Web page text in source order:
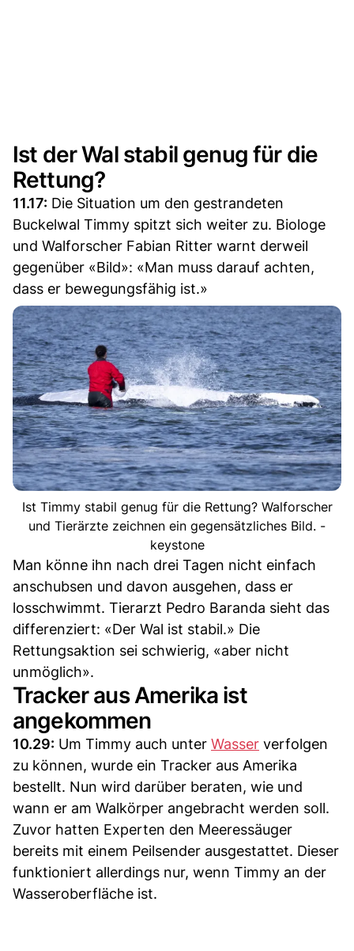
Ist der Wal stabil genug für die
Rettung?
11.17: Die Situation um den gestrandeten
Buckelwal Timmy spitzt sich weiter zu. Biologe
und Walforscher Fabian Ritter warnt derweil
gegenüber «Bild»: «Man muss darauf achten,
dass er bewegungsfähig ist.»
Ist Timmy stabil genug für die Rettung? Walforscher
und Tierärzte zeichnen ein gegensätzliches Bild. -
keystone
Man könne ihn nach drei Tagen nicht einfach
anschubsen und davon ausgehen, dass er
losschwimmt. Tierarzt Pedro Baranda sieht das
differenziert: «Der Wal ist stabil.» Die
Rettungsaktion sei schwierig, «aber nicht
unmöglich».
Tracker aus Amerika ist
angekommen
10.29: Um Timmy auch unter Wasser verfolgen
zu können, wurde ein Tracker aus Amerika
bestellt. Nun wird darüber beraten, wie und
wann er am Walkörper angebracht werden soll.
Zuvor hatten Experten den Meeressäuger
bereits mit einem Peilsender ausgestattet. Dieser
funktioniert allerdings nur, wenn Timmy an der
Wasseroberfläche ist.